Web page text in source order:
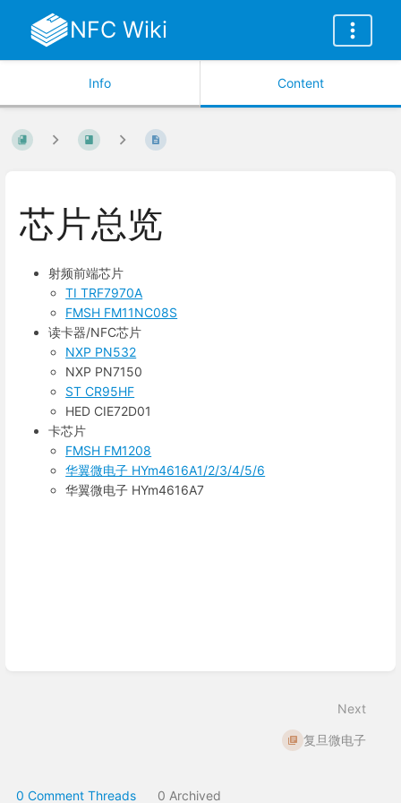
NFC Wiki
Info Content
芯片总览
射频前端芯片
TI TRF7970A
FMSH FM11NC08S
读卡器/NFC芯片
NXP PN532
NXP PN7150
ST CR95HF
HED CIE72D01
卡芯片
FMSH FM1208
华翼微电子 HYm4616A1/2/3/4/5/6
华翼微电子 HYm4616A7
Next
复旦微电子
0 Comment Threads 0 Archived